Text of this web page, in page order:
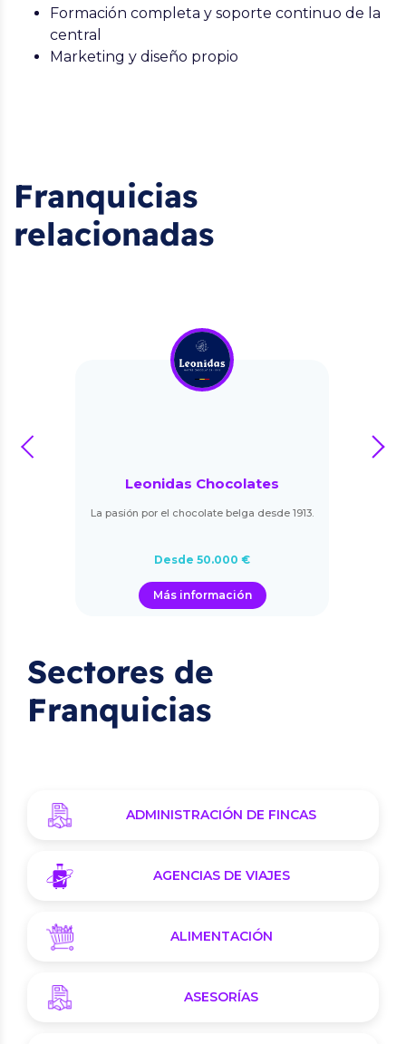
Formación completa y soporte continuo de la
central
Marketing y diseño propio
Franquicias
relacionadas
Leonidas Chocolates
La pasión por el chocolate belga desde 1913.
Desde 50.000 €
Más información
prev next
Sectores de
Franquicias
ADMINISTRACIÓN DE FINCAS
AGENCIAS DE VIAJES
ALIMENTACIÓN
ASESORÍAS